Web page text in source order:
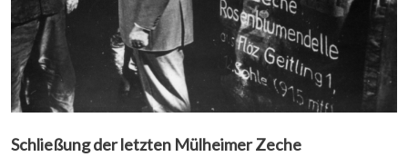
Schließung der letzten Mülheimer Zeche